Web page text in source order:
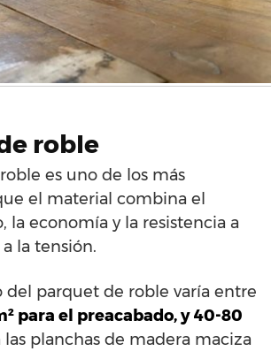
roble
es uno de los más
el material combina el
la economía y la resistencia a
la tensión.
del parquet de roble varía entre
para el preacabado, y 40-80
las planchas de madera maciza